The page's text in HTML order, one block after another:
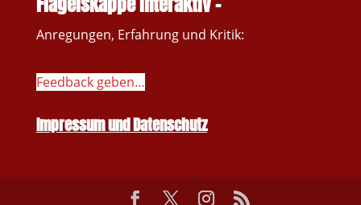
Anregungen, Erfahrung und Kritik:
Feedback geben…
Impressum und Datenschutz